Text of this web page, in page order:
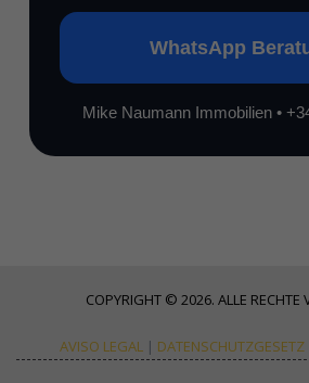
WhatsApp
Mike Naumann Immobilien •
COPYRIGHT © 2026. ALLE RECHTE
AVISO LEGAL | DATENSCHUTZGESETZ